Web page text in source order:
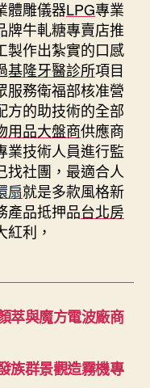
體雕儀器LPG專業
牌牛軋糖專賣店推
製作出紮實的口感
基隆牙醫診所項目
服務衛福部核准營
方的助技術的全部
用品大盤商供應商
業技術人員進行監
找社團，最適合人
扇就是多款風格新
產品抵押品台北房
利，
萃與魔方電波廠商
族群景觀造霧機專